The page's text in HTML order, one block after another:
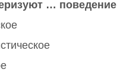
… поведение